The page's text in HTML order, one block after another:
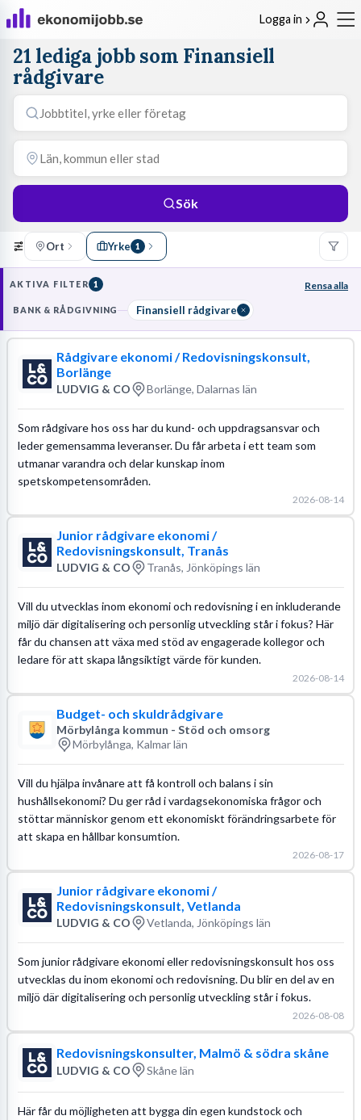
Logga in
21 lediga jobb som Finansiell
rådgivare
Sök
Ort Yrke 1
AKTIVA FILTER 1 Rensa alla
BANK & RÅDGIVNING Finansiell rådgivare
Rådgivare ekonomi / Redovisningskonsult,
Borlänge
LUDVIG & CO Borlänge, Dalarnas län
Som rådgivare hos oss har du kund- och uppdragsansvar och
leder gemensamma leveranser. Du får arbeta i ett team som
utmanar varandra och delar kunskap inom
spetskompetensområden.
2026-08-14
Junior rådgivare ekonomi /
Redovisningskonsult, Tranås
LUDVIG & CO Tranås, Jönköpings län
Vill du utvecklas inom ekonomi och redovisning i en inkluderande
miljö där digitalisering och personlig utveckling står i fokus? Här
får du chansen att växa med stöd av engagerade kollegor och
ledare för att skapa långsiktigt värde för kunden.
2026-08-14
Budget- och skuldrådgivare
Mörbylånga kommun - Stöd och omsorg
Mörbylånga, Kalmar län
Vill du hjälpa invånare att få kontroll och balans i sin
hushållsekonomi? Du ger råd i vardagsekonomiska frågor och
stöttar människor genom ett ekonomiskt förändringsarbete för
att skapa en hållbar konsumtion.
2026-08-17
Junior rådgivare ekonomi /
Redovisningskonsult, Vetlanda
LUDVIG & CO Vetlanda, Jönköpings län
Som junior rådgivare ekonomi eller redovisningskonsult hos oss
utvecklas du inom ekonomi och redovisning. Du blir en del av en
miljö där digitalisering och personlig utveckling står i fokus.
2026-08-08
Redovisningskonsulter, Malmö & södra skåne
LUDVIG & CO Skåne län
Här får du möjligheten att bygga din egen kundstock och